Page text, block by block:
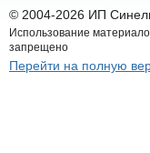
© 2004-2026 ИП
Использование
запрещено
Перейти на полную